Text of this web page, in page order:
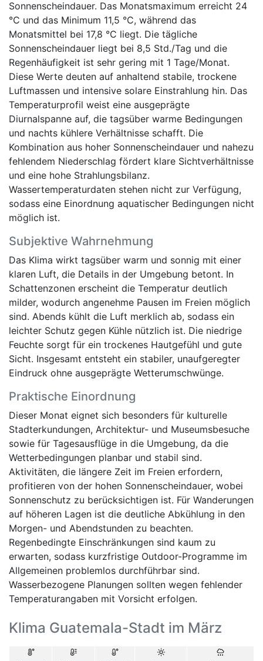
Sonnenscheindauer. Das Monatsmaximum erreicht 24
°C und das Minimum 11,5 °C, während das
Monatsmittel bei 17,8 °C liegt. Die tägliche
Sonnenscheindauer liegt bei 8,5 Std./Tag und die
Regenhäufigkeit ist sehr gering mit 1 Tage/Monat.
Diese Werte deuten auf anhaltend stabile, trockene
Luftmassen und intensive solare Einstrahlung hin. Das
Temperaturprofil weist eine ausgeprägte
Diurnalspanne auf, die tagsüber warme Bedingungen
und nachts kühlere Verhältnisse schafft. Die
Kombination aus hoher Sonnenscheindauer und nahezu
fehlendem Niederschlag fördert klare Sichtverhältnisse
und eine hohe Strahlungsbilanz.
Wassertemperaturdaten stehen nicht zur Verfügung,
sodass eine Einordnung aquatischer Bedingungen nicht
möglich ist.
Subjektive Wahrnehmung
Das Klima wirkt tagsüber warm und sonnig mit einer
klaren Luft, die Details in der Umgebung betont. In
Schattenzonen erscheint die Temperatur deutlich
milder, wodurch angenehme Pausen im Freien möglich
sind. Abends kühlt die Luft merklich ab, sodass ein
leichter Schutz gegen Kühle nützlich ist. Die niedrige
Feuchte sorgt für ein trockenes Hautgefühl und gute
Sicht. Insgesamt entsteht ein stabiler, unaufgeregter
Eindruck ohne ausgeprägte Wetterumschwünge.
Praktische Einordnung
Dieser Monat eignet sich besonders für kulturelle
Stadterkundungen, Architektur- und Museumsbesuche
sowie für Tagesausflüge in die Umgebung, da die
Wetterbedingungen planbar und stabil sind.
Aktivitäten, die längere Zeit im Freien erfordern,
profitieren von der hohen Sonnenscheindauer, wobei
Sonnenschutz zu berücksichtigen ist. Für Wanderungen
auf höheren Lagen ist die deutliche Abkühlung in den
Morgen- und Abendstunden zu beachten.
Regenbedingte Einschränkungen sind kaum zu
erwarten, sodass kurzfristige Outdoor-Programme im
Allgemeinen problemlos durchführbar sind.
Wasserbezogene Planungen sollten wegen fehlender
Temperaturangaben mit Vorsicht erfolgen.
Klima Guatemala-Stadt im März